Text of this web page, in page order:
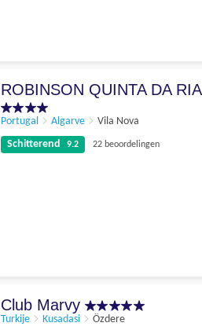
ROBINSON QUINTA DA RIA
Portugal Algarve
Vila Nova
Schitterend
9.2 22 beoordelingen
Club Marvy
Turkije Kusadasi
Özdere